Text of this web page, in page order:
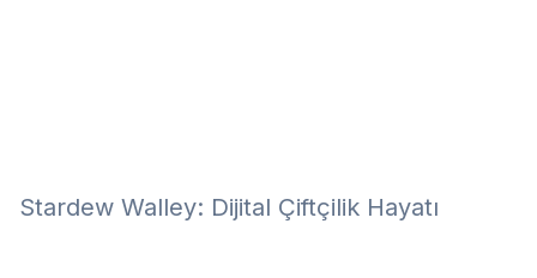
Stardew Walley: Dijital Çiftçilik Hayatı